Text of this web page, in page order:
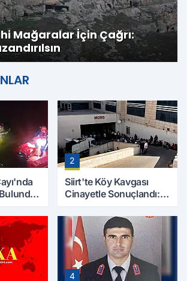
Mağaralar İçin Çağrı:
2
Siirt'te Köy Kavgası
Cinayetle Sonuçlandı:
Kaybetti
4